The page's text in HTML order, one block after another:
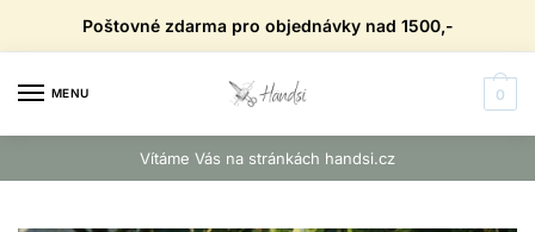
Poštovné zdarma pro objednávky nad 1500,-
MENU 0
Vítáme Vás na stránkách handsi.cz